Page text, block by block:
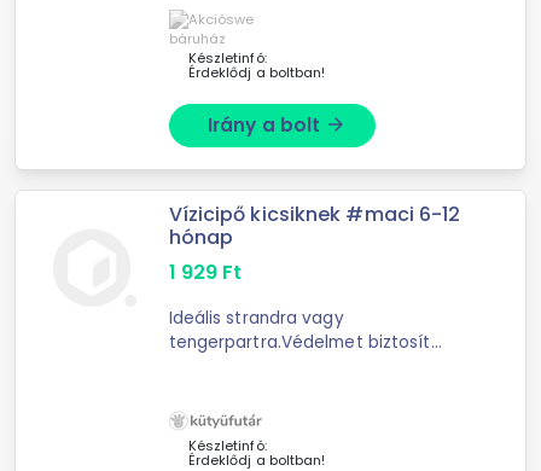
12x11x6cm, kerek doboz: 9x9x6cm,
ovál ...
Készletinfó:
Érdeklődj a boltban!
Irány a bolt arrow_forward
Vízicipő kicsiknek #maci 6-12
hónap
1 929 Ft
Ideális strandra vagy
tengerpartra.Védelmet biztosít
rendelkezik.Az első lépésektől 5 éves
korig.
Készletinfó:
Érdeklődj a boltban!